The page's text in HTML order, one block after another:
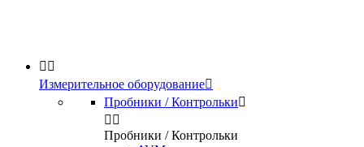
 
Измерительное оборудование
Пробники / Контрольки
 
Пробники / Контрольки